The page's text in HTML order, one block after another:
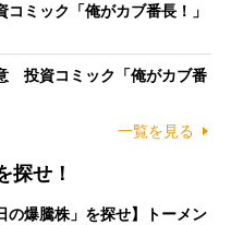
ミック「俺がカブ番長！」
投資コミック「俺がカブ番
一覧を見る
探せ！
の爆騰株」を探せ】トーメン